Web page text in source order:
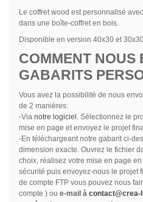
Le coffret wood est personnalisé
dans une boîte-coffret en bois.
Disponible en version 40x30 et
COMMENT NOUS
GABARITS
Vous avez la possibilité de nous
de 2 manières:
-Via notre logiciel . Sélectionnez le
mise en page et envoyez le projet
-En téléchargeant notre gabarit ci-
dimension exacte. Ouvrez le fichier
choix, réalisez votre mise en page
sécurité puis envoyez-nous le projet
de compte FTP vous pouvez nous
compte ) ou e-mail à contact@crea-